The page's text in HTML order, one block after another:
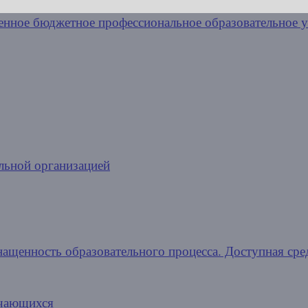
организацией
образовательного процесса. Доступная